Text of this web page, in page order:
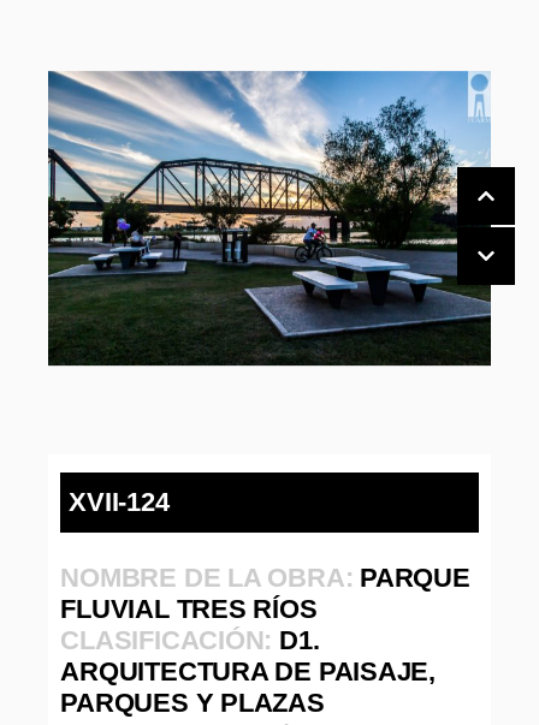
XVII-124
NOMBRE DE LA OBRA: PARQUE
FLUVIAL TRES RÍOS
CLASIFICACIÓN: D1.
ARQUITECTURA DE PAISAJE,
PARQUES Y PLAZAS